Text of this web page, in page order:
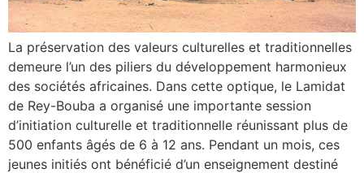
La préservation des valeurs culturelles et traditionnelles
demeure l’un des piliers du développement harmonieux
des sociétés africaines. Dans cette optique, le Lamidat
de Rey-Bouba a organisé une importante session
d’initiation culturelle et traditionnelle réunissant plus de
500 enfants âgés de 6 à 12 ans. Pendant un mois, ces
jeunes initiés ont bénéficié d’un enseignement destiné